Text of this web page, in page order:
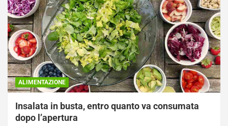
ALIMENTAZIONE
Insalata in busta, entro quanto va consumata
dopo l’apertura